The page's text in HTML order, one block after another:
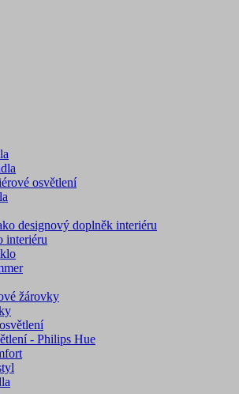
osvětlení
designový doplněk interiéru
interiéru
žárovky
- Philips Hue